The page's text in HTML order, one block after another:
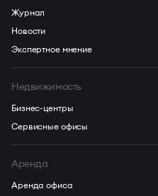
Журнал
Новости
Экспертное мнение
Недвижимость
Бизнес-центры
Сервисные офисы
Аренда
Аренда офиса